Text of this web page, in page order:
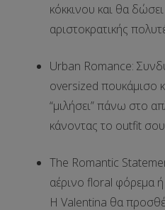
κόκκινου και θα
αριστοκρατικής
Urban Romance:
oversized πουκάμισο
“μιλήσει” πάνω στο
κάνοντας το outfit
The Romantic
αέρινο floral φόρεμα
Η Valentina θα